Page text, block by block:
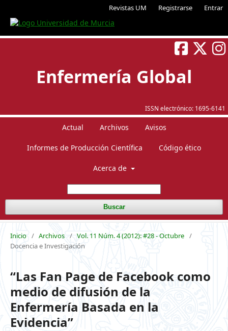
Revistas UM Registrarse Entrar
ISSN electrónico: 1695-6141
Enfermería Global
Actual Archivos Avisos
Informes de Producción Científica Código ético
Acerca de
Buscar
Inicio / Archivos / Vol. 11 Núm. 4 (2012): #28 - Octubre /
Docencia e Investigación
“Las Fan Page de Facebook como
medio de difusión de la
Enfermería Basada en la
Evidencia”